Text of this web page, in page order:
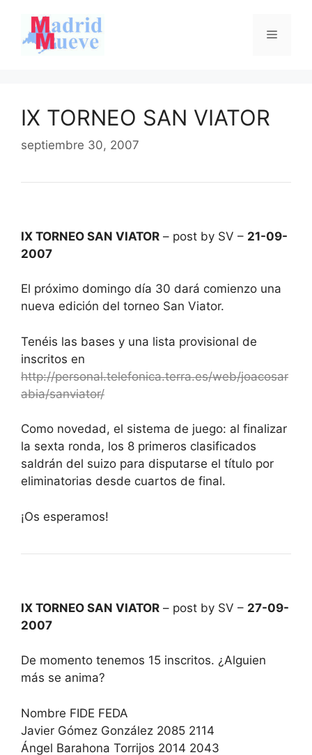
contenido
Menú
IX TORNEO SAN VIATOR
septiembre 30, 2007
IX TORNEO SAN VIATOR – post by SV – 21-09-
2007
El próximo domingo día 30 dará comienzo una
nueva edición del torneo San Viator.
Tenéis las bases y una lista provisional de
inscritos en
http://personal.telefonica.terra.es/web/joacosar
abia/sanviator/
Como novedad, el sistema de juego: al finalizar
la sexta ronda, los 8 primeros clasificados
saldrán del suizo para disputarse el título por
eliminatorias desde cuartos de final.
¡Os esperamos!
IX TORNEO SAN VIATOR – post by SV – 27-09-
2007
De momento tenemos 15 inscritos. ¿Alguien
más se anima?
Nombre FIDE FEDA
Javier Gómez González 2085 2114
Ángel Barahona Torrijos 2014 2043